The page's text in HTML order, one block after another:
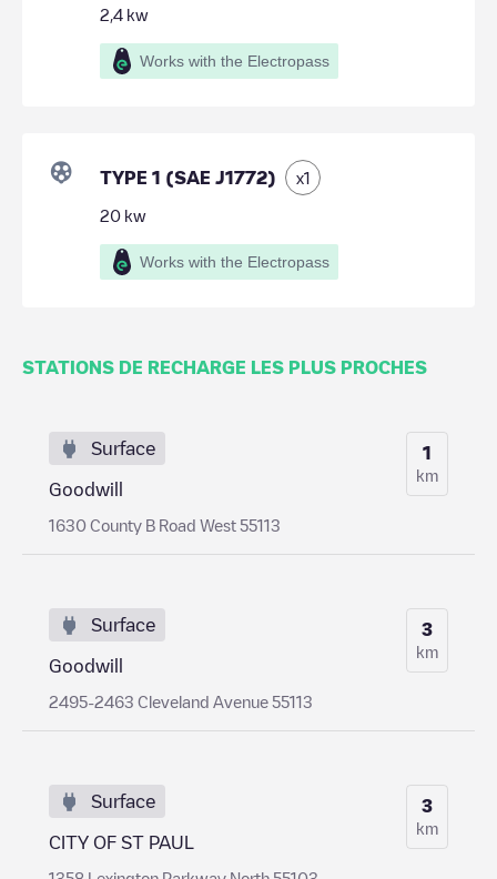
2,4 kw
Works with the Electropass
TYPE 1 (SAE J1772) x1
20 kw
Works with the Electropass
STATIONS DE RECHARGE LES PLUS PROCHES
Surface
Goodwill
1630 County B Road West 55113
1
km
Surface
Goodwill
2495-2463 Cleveland Avenue 55113
3
km
Surface
CITY OF ST PAUL
3
km